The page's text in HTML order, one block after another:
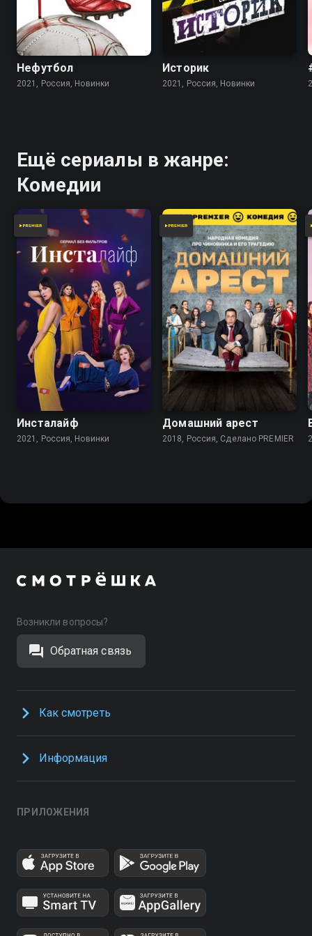
Нефутбол
2021, Россия, Новинки
Историк
2021, Россия, Новинки
Ещё сериалы в жанре:
Комедии
Инсталайф
2021, Россия, Новинки
7.9 7.7
Домашний арест
2018, Россия, Сделано PREMIER
Возникли вопросы?
Обратная связь
Как смотреть
Информация
ПРИЛОЖЕНИЯ